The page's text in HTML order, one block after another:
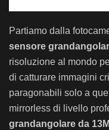
Partiamo dalla
sensore
risoluzione al mondo
di catturare immagini
paragonabili solo a
mirrorless di livello
grandangolare da